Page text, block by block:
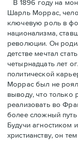
В 1896 году на
Шарль Моррас,
ключевую роль в
национализма,
революции. Он
детстве мечтал
четырнадцать лет
политической
Моррас был не
выводу, что только
реализовать во
более сложный
Будучи агностиком
христианству, он